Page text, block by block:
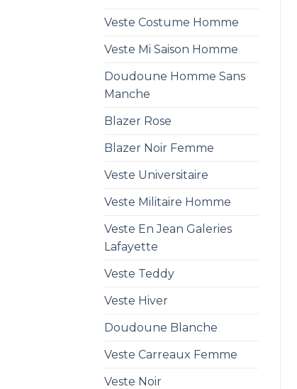
Veste Costume Homme
Veste Mi Saison Homme
Doudoune Homme Sans
Manche
Blazer Rose
Blazer Noir Femme
Veste Universitaire
Veste Militaire Homme
Veste En Jean Galeries
Lafayette
Veste Teddy
Veste Hiver
Doudoune Blanche
Veste Carreaux Femme
Veste Noir